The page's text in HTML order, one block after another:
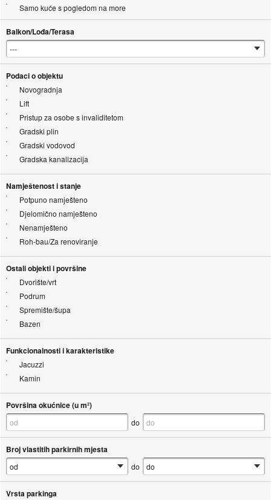
Samo kuće s pogledom na more
Balkon/Lođa/Terasa
Podaci o objektu
Novogradnja
Lift
Pristup za osobe s invaliditetom
Gradski plin
Gradski vodovod
Gradska kanalizacija
Namještenost i stanje
Potpuno namješteno
Djelomično namješteno
Nenamješteno
Roh-bau/Za renoviranje
Ostali objekti i površine
Dvorište/vrt
Podrum
Spremište/šupa
Bazen
Funkcionalnosti i karakteristike
Jacuzzi
Kamin
Površina okućnice (u m²)
do
Broj vlastitih parkirnih mjesta
do
Vrsta parkinga